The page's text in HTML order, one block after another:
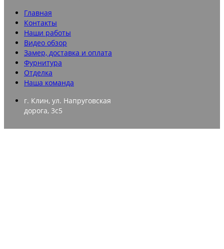
Главная
Контакты
Наши работы
Видео обзор
Замер, доставка и оплата
Фурнитура
Отделка
Наша команда
г. Клин, ул. Напруговская
дорога, 3с5